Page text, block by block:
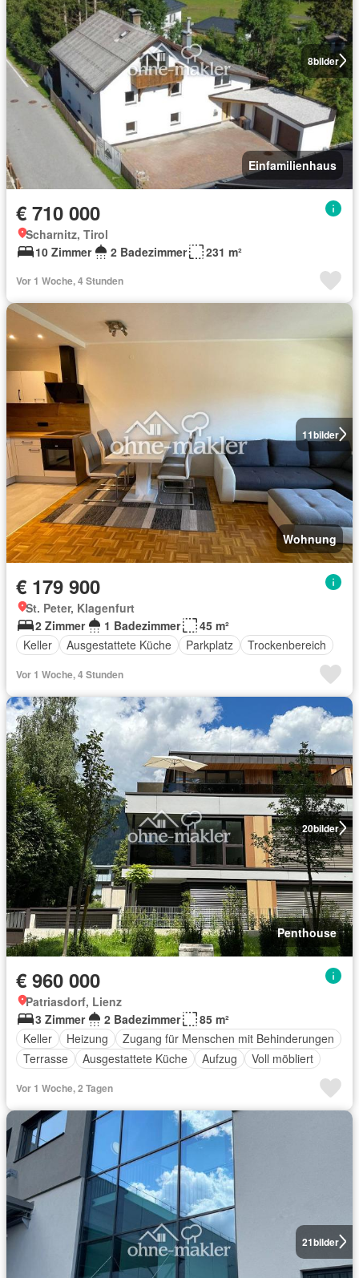
8bilder
Einfamilienhaus
€ 710 000
Scharnitz, Tirol
10 Zimmer
2 Badezimmer 231 m²
Vor 1 Woche, 4 Stunden
11bilder
Wohnung
€ 179 900
St. Peter, Klagenfurt
2 Zimmer
1 Badezimmer
45 m²
Keller
Ausgestattete Küche Parkplatz Trockenbereich
Vor 1 Woche, 4 Stunden
20bilder
Penthouse
€ 960 000
Patriasdorf, Lienz
3 Zimmer
2 Badezimmer
85 m²
Keller
Heizung
Zugang für Menschen mit Behinderungen
Terrasse
Ausgestattete Küche Aufzug Voll möbliert
Vor 1 Woche, 2 Tagen
21bilder